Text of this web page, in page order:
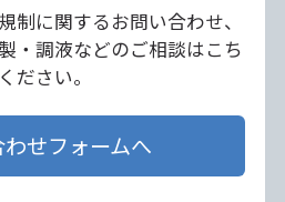
制に関するお問い合わせ、
・調液などのご相談はこち
ださい。
せフォームへ